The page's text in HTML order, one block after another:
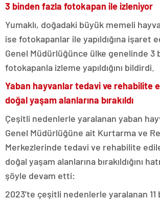
3 binden fazla fotokapan ile izleniyor
Yumaklı, doğadaki büyük memeli
ise fotokapanlar ile yapıldığına işaret
Genel Müdürlüğünce ülke genelinde 3
fotokapanla izleme yapıldığını bildirdi.
Yaban hayvanlar tedavi ve rehabilite
doğal yaşam alanlarına bırakıldı
Çeşitli nedenlerle yaralanan yaban
Genel Müdürlüğüne ait Kurtarma ve
Merkezlerinde tedavi ve rehabilite
doğal yaşam alanlarına bırakıldığını
şöyle devam etti:
2023’te çeşitli nedenlerle yaralanan 11